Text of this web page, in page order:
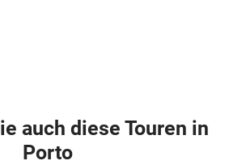
auch diese Touren in
Porto